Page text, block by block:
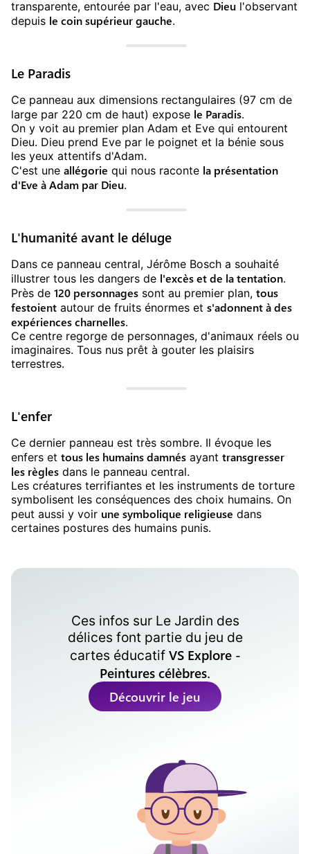
transparente, entourée par l'eau, avec Dieu l'observant
depuis le coin supérieur gauche.
Le Paradis
Ce panneau aux dimensions rectangulaires (97 cm de
large par 220 cm de haut) expose le Paradis.
On y voit au premier plan Adam et Eve qui entourent
Dieu. Dieu prend Eve par le poignet et la bénie sous
les yeux attentifs d'Adam.
C'est une allégorie qui nous raconte la présentation
d'Eve à Adam par Dieu.
L'humanité avant le déluge
Dans ce panneau central, Jérôme Bosch a souhaité
illustrer tous les dangers de l'excès et de la tentation.
Près de 120 personnages sont au premier plan, tous
festoient autour de fruits énormes et s'adonnent à des
expériences charnelles.
Ce centre regorge de personnages, d'animaux réels ou
imaginaires. Tous nus prêt à gouter les plaisirs
terrestres.
L'enfer
Ce dernier panneau est très sombre. Il évoque les
enfers et tous les humains damnés ayant transgresser
les règles dans le panneau central.
Les créatures terrifiantes et les instruments de torture
symbolisent les conséquences des choix humains. On
peut aussi y voir une symbolique religieuse dans
certaines postures des humains punis.
Ces infos sur Le Jardin des
délices font partie du jeu de
cartes éducatif VS Explore -
Peintures célèbres.
Découvrir le jeu